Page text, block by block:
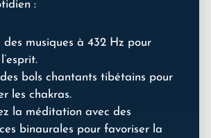
:
des musiques à 432 Hz pour
bols chantants tibétains pour
les chakras.
la méditation avec des
binaurales pour favoriser la